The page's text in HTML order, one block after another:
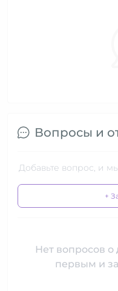
Вопросы и
Добавьте вопрос, и
+
Нет вопросов о
первым и